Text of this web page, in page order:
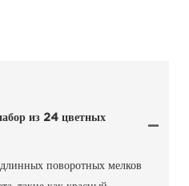
из 24 цветных
поворотных мелков